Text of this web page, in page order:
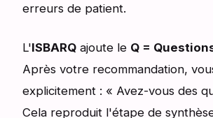
erreurs de patient.
L'ISBARQ ajoute le Q =
Après votre recommandation,
explicitement : « Avez-vous des
Cela reproduit l'étape de